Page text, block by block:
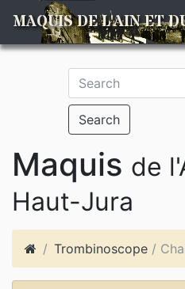
MAQUIS DE L'AIN ET
Search
Maquis de
Haut-Jura
Trombinoscope /